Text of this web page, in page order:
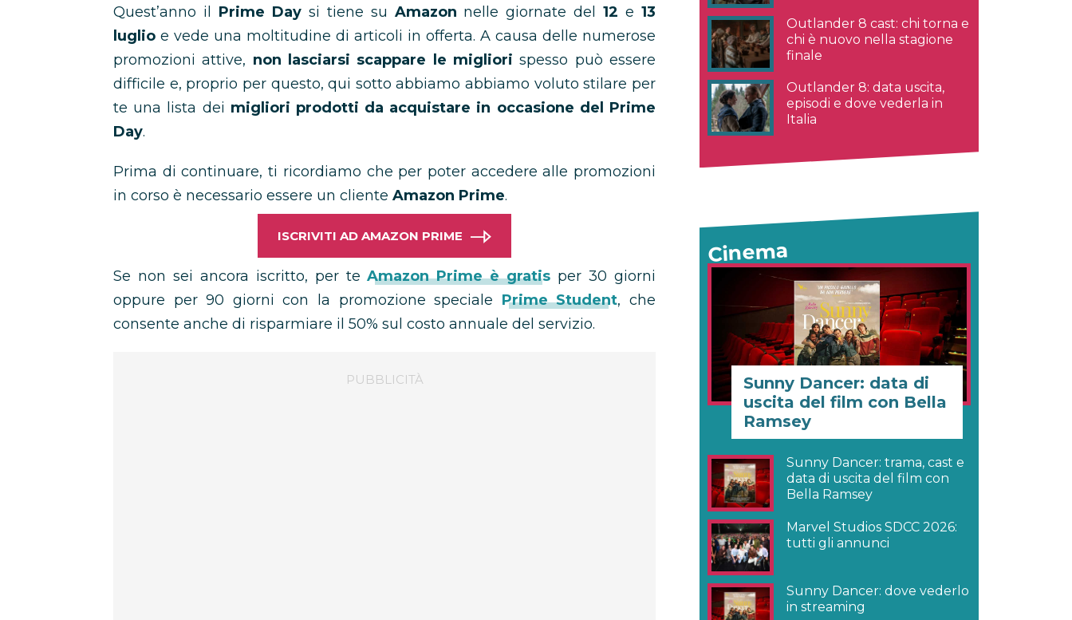
Quest’anno il Prime Daysi tiene su Amazon nelle giornate del12e13
luglio e vede una moltitudine di articoli in offerta. A causa delle numerose
promozioni attive, non lasciarsi scappare le migliori spesso può essere
difficile e, proprio per questo, qui sotto abbiamo abbiamo voluto stilare per
te una lista dei migliori prodotti da acquistare in occasione del Prime
Day.
Prima di continuare, ti ricordiamo che per poter accedere alle promozioni
in corso è necessario essere un cliente Amazon Prime.
ISCRIVITI AD AMAZON PRIME
Se non sei ancora iscritto, per teAmazon Prime è gratis per 30 giorni
oppure per 90 giorni con la promozione speciale Prime Student, che
consente anche di risparmiare il 50% sul costo annuale del servizio.
Outlander 8 cast: chi torna e
chi è nuovo nella stagione
finale
Outlander 8: data uscita,
episodi e dove vederla in
Italia
Cinema
Sunny Dancer: data di
uscita del film con Bella
Ramsey
Sunny Dancer: trama, cast e
data di uscita del film con
Bella Ramsey
Marvel Studios SDCC 2026:
tutti gli annunci
Sunny Dancer: dove vederlo
in streaming